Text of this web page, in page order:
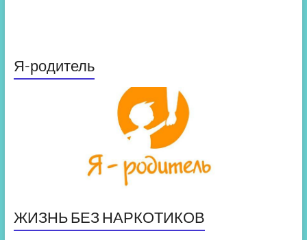
Я-родитель
ЖИЗНЬ БЕЗ НАРКОТИКОВ